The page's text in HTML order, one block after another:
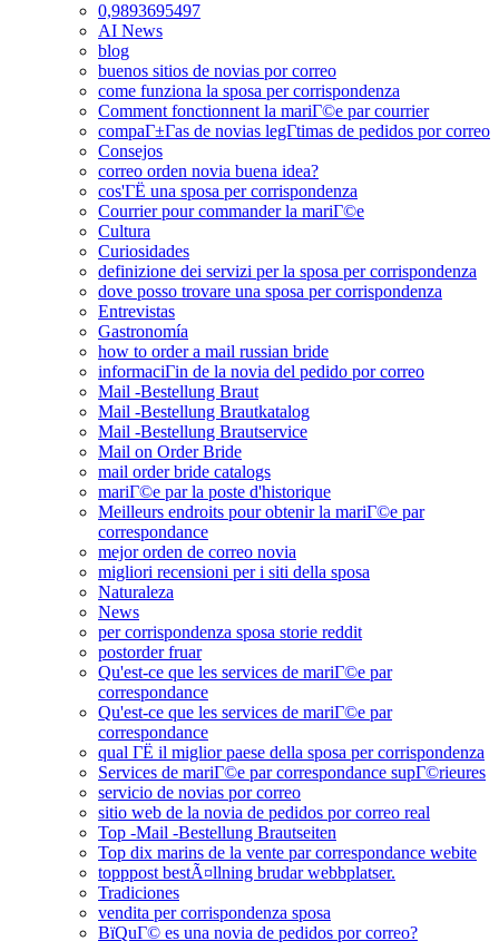
0,9893695497
AI News
blog
buenos sitios de novias por correo
come funziona la sposa per corrispondenza
Comment fonctionnent la mariГ©e par courrier
compaГ±Г­as de novias legГ­timas de pedidos por correo
Consejos
correo orden novia buena idea?
cos'ГЁ una sposa per corrispondenza
Courrier pour commander la mariГ©e
Cultura
Curiosidades
definizione dei servizi per la sposa per corrispondenza
dove posso trovare una sposa per corrispondenza
Entrevistas
Gastronomía
how to order a mail russian bride
informaciГіn de la novia del pedido por correo
Mail -Bestellung Braut
Mail -Bestellung Brautkatalog
Mail -Bestellung Brautservice
Mail on Order Bride
mail order bride catalogs
mariГ©e par la poste d'historique
Meilleurs endroits pour obtenir la mariГ©e par
correspondance
mejor orden de correo novia
migliori recensioni per i siti della sposa
Naturaleza
News
per corrispondenza sposa storie reddit
postorder fruar
Qu'est-ce que les services de mariГ©e par
correspondance
Qu'est-ce que les services de mariГ©e par
correspondance
qual ГЁ il miglior paese della sposa per corrispondenza
Services de mariГ©e par correspondance supГ©rieures
servicio de novias por correo
sitio web de la novia de pedidos por correo real
Top -Mail -Bestellung Brautseiten
Top dix marins de la vente par correspondance webite
topppost bestÃ¤llning brudar webbplatser.
Tradiciones
vendita per corrispondenza sposa
ВїQuГ© es una novia de pedidos por correo?